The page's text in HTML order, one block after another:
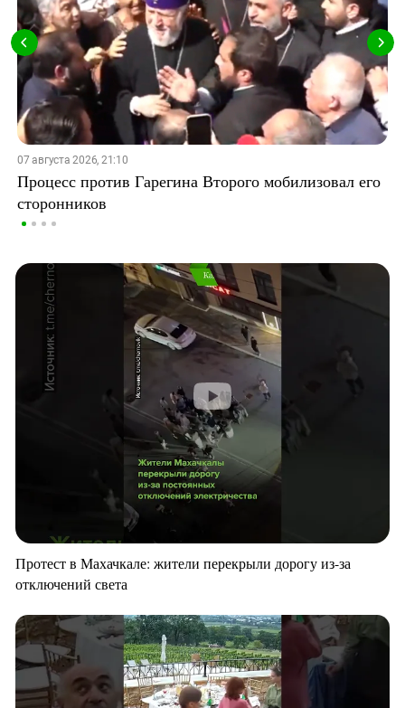
07 августа 2026, 21:10
Процесс против Гарегина Второго мобилизовал его
сторонников
Протест в Махачкале: жители перекрыли дорогу из-за
отключений света